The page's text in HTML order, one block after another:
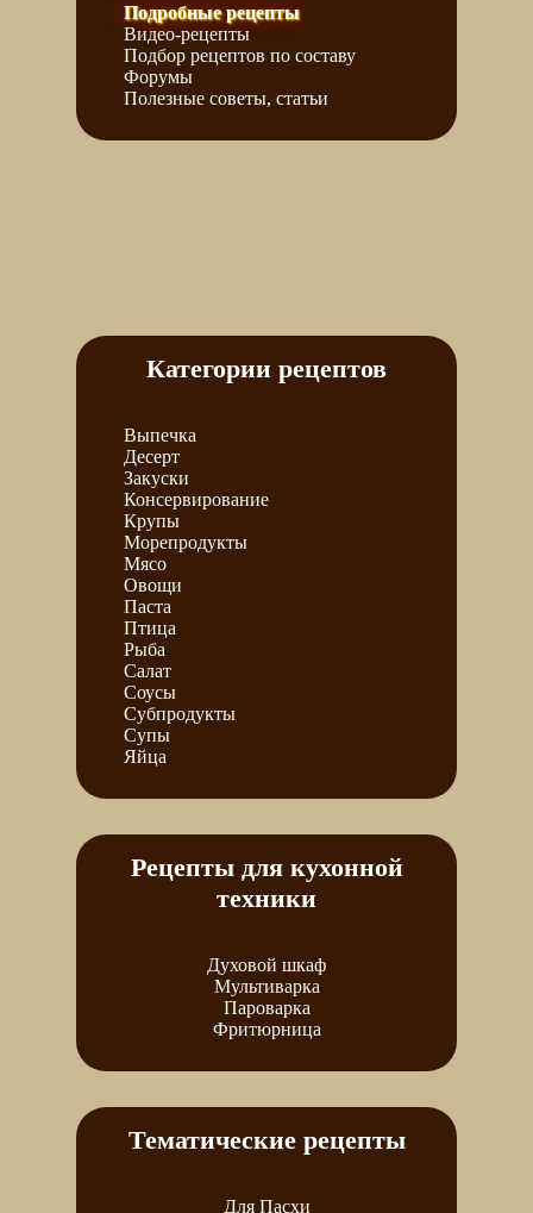
Подробные рецепты
Видео-рецепты
Подбор рецептов по составу
Форумы
Полезные советы, статьи
Категории рецептов
Выпечка
Десерт
Закуски
Консервирование
Крупы
Морепродукты
Мясо
Овощи
Паста
Птица
Рыба
Салат
Соусы
Субпродукты
Супы
Яйца
Рецепты для кухонной
техники
Духовой шкаф
Мультиварка
Пароварка
Фритюрница
Тематические рецепты
Для Пасхи